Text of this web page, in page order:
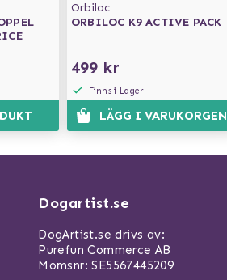
Orbiloc
ORBILOC K9 ACTIVE PACK
499 kr
Finns i Lager
LÄGG I VARUKORGEN
Dogartist.se
DogArtist.se drivs av:
Purefun Commerce AB
Momsnr: SE5567445209